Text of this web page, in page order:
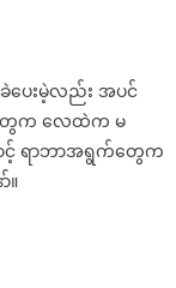
ပေးမဲ့လည်း အပင်
တွေက လေထဲက မ
ာင့် ရာဘာအရွက်တွေက
။